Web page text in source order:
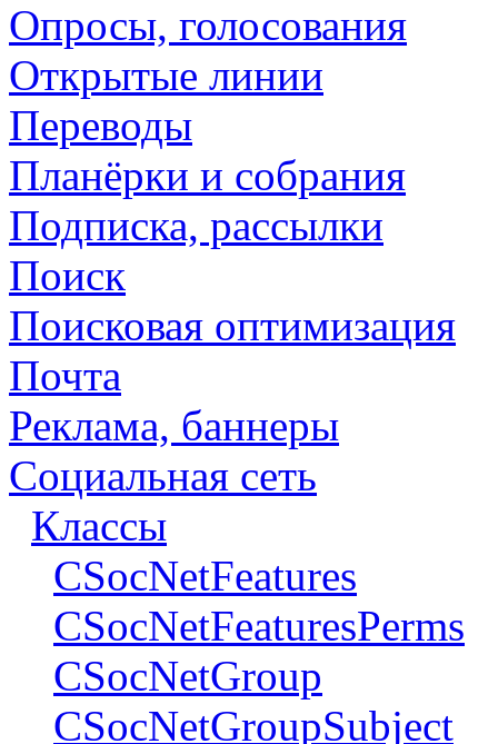
Опросы, голосования
Открытые линии
Переводы
Планёрки и собрания
Подписка, рассылки
Поиск
Поисковая оптимизация
Почта
Реклама, баннеры
Социальная сеть
Классы
CSocNetFeatures
CSocNetFeaturesPerms
CSocNetGroup
CSocNetGroupSubject